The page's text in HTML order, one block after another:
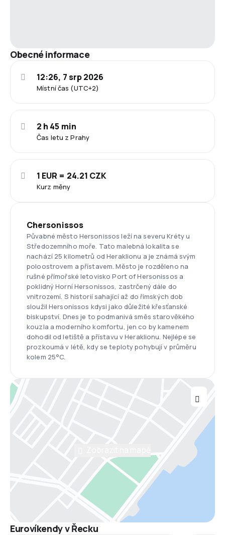
Obecné informace
Místní čas (UTC+2)
12:26, 7 srp 2026
Čas letu z Prahy
2 h 45 min
Kurz měny
1 EUR = 24.21 CZK
Chersonissos
Půvabné město Hersonissos leží na severu Kréty u
Středozemního moře. Tato malebná lokalita se
nachází 25 kilometrů od Heraklionu a je známá svým
poloostrovem a přístavem. Město je rozděleno na
rušné přímořské letovisko Port of Hersonissos a
poklidný Horní Hersonissos, zastrčený dále do
vnitrozemí. S historií sahající až do římských dob
sloužil Hersonissos kdysi jako důležité křesťanské
biskupství. Dnes je to podmanivá směs starověkého
kouzla a moderního komfortu, jen co by kamenem
dohodil od letiště a přístavu v Heraklionu. Nejlépe se
prozkoumá v létě, kdy se teploty pohybují v průměru
kolem 25°C.
Eurovíkendy v Řecku